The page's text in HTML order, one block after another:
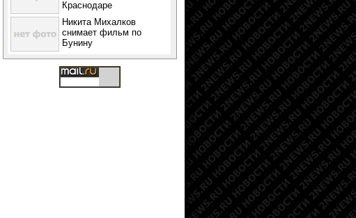
Краснодаре
Никита Михалков
снимает фильм по
Бунину